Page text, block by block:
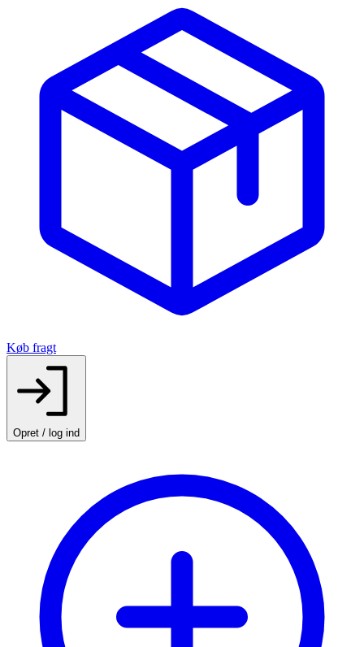
Køb fragt
Opret / log ind